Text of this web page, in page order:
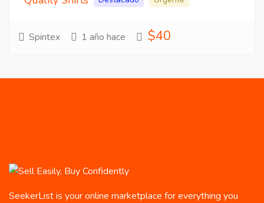
Spintex 1 año hace $40
SeekerList is your online marketplace for everything you